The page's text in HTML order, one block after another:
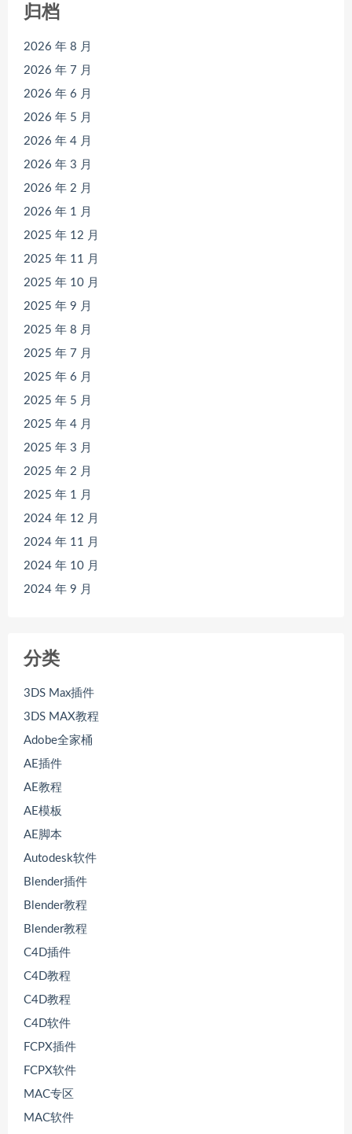
归档
2026 年 8 月
2026 年 7 月
2026 年 6 月
2026 年 5 月
2026 年 4 月
2026 年 3 月
2026 年 2 月
2026 年 1 月
2025 年 12 月
2025 年 11 月
2025 年 10 月
2025 年 9 月
2025 年 8 月
2025 年 7 月
2025 年 6 月
2025 年 5 月
2025 年 4 月
2025 年 3 月
2025 年 2 月
2025 年 1 月
2024 年 12 月
2024 年 11 月
2024 年 10 月
2024 年 9 月
分类
3DS Max插件
3DS MAX教程
Adobe全家桶
AE插件
AE教程
AE模板
AE脚本
Autodesk软件
Blender插件
Blender教程
Blender教程
C4D插件
C4D教程
C4D教程
C4D软件
FCPX插件
FCPX软件
MAC专区
MAC软件